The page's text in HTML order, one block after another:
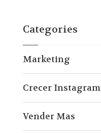
Categories
Marketing
Crecer Instagram
Vender Mas